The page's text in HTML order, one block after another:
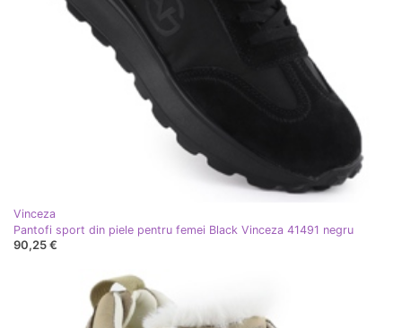
Vinceza
Pantofi sport din piele pentru femei Black Vinceza 41491 negru
90,25 €